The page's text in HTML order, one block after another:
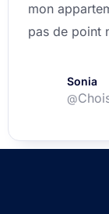
mon
pas de point
Sonia
@